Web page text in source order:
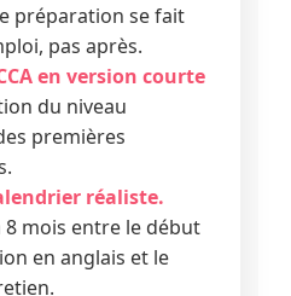
préparation se fait
pas après.
en version courte
du niveau
premières
réaliste.
8 mois entre le début
en anglais et le